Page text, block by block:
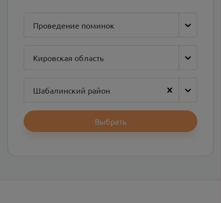
Проведение поминок
Кировская область
Шабалинский район
Выбрать